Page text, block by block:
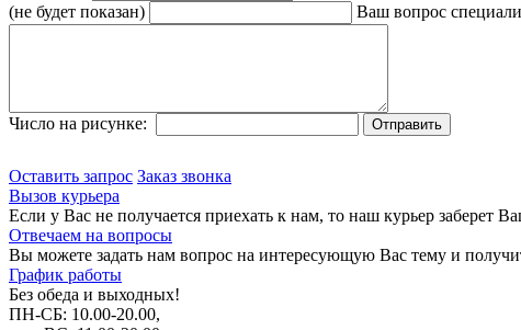
(не будет показан)
Ваш вопрос
Число на рисунке:
Оставить запрос Заказ звонка
Вызов курьера
Если у Вас не получается приехать к нам, то наш курьер заберет
Отвечаем на вопросы
Вы можете задать нам вопрос на интересующую Вас тему и
График работы
Без обеда и выходных!
ПН-СБ: 10.00-20.00,